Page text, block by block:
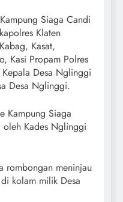
Siaga Candi
Klaten
Kasat,
Kasi Propam Polres
Desa Nglinggi
Desa Nglinggi.
Kampung Siaga
Kades Nglinggi
rombongan meninjau
kolam milik Desa